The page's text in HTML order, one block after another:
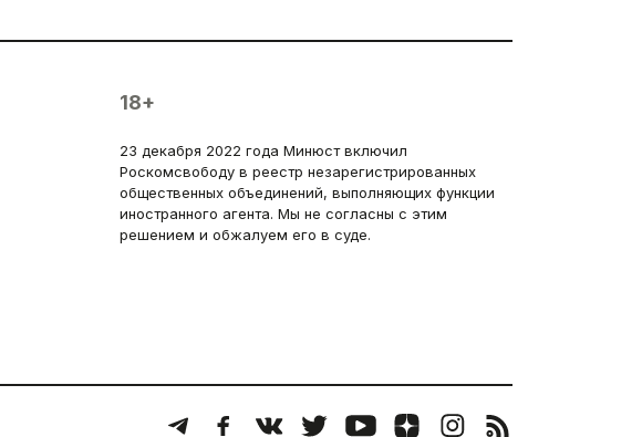
18+
23 декабря 2022 года Минюст включил
Роскомсвободу в реестр незарегистрированных
общественных объединений, выполняющих функции
иностранного агента. Мы не согласны с этим
решением и обжалуем его в суде.